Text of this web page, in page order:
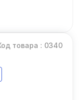
товара : 0340